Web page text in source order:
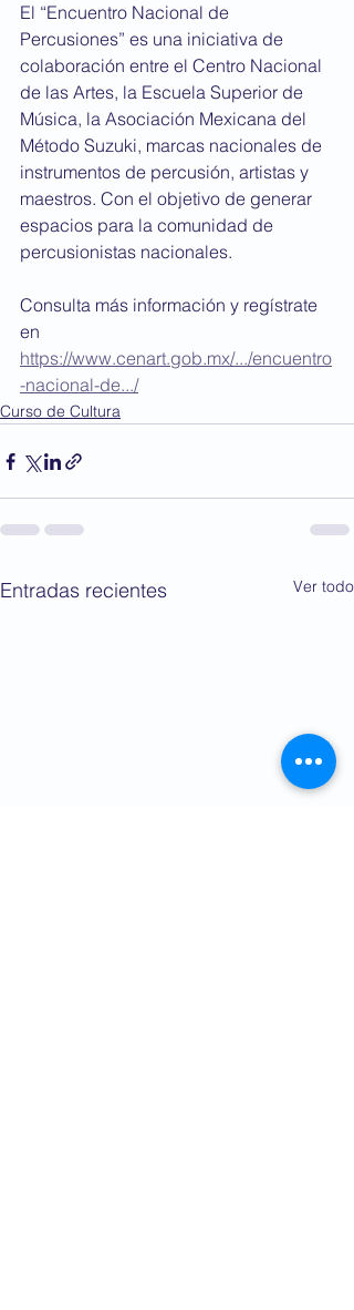
El “Encuentro Nacional de
Percusiones” es una iniciativa de
colaboración entre el Centro Nacional
de las Artes, la Escuela Superior de
Música, la Asociación Mexicana del
Método Suzuki, marcas nacionales de
instrumentos de percusión, artistas y
maestros. Con el objetivo de generar
espacios para la comunidad de
percusionistas nacionales.
Consulta más información y regístrate
en
https://www.cenart.gob.mx/.../encuentro
-nacional-de.../
Curso de Cultura
Entradas recientes Ver todo